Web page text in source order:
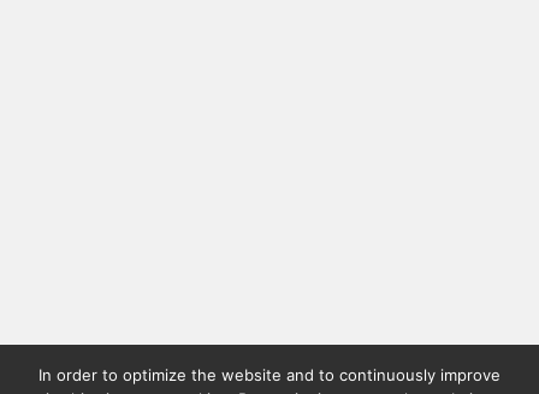
In order to optimize the website and to continuously improve